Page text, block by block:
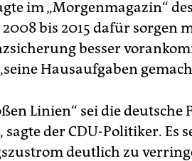
im „Morgenmagazin“
bis 2015 dafür sorgen
besser
Hausaufgaben
Linien“ sei die
der CDU-Politiker. Es
deutlich zu